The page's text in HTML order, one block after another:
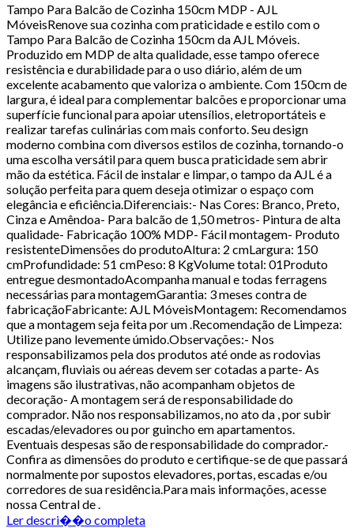
Tampo Para Balcão de Cozinha 150cm MDP - AJL
MóveisRenove sua cozinha com praticidade e estilo com o
Tampo Para Balcão de Cozinha 150cm da AJL Móveis.
Produzido em MDP de alta qualidade, esse tampo oferece
resistência e durabilidade para o uso diário, além de um
excelente acabamento que valoriza o ambiente. Com 150cm de
largura, é ideal para complementar balcões e proporcionar uma
superfície funcional para apoiar utensílios, eletroportáteis e
realizar tarefas culinárias com mais conforto. Seu design
moderno combina com diversos estilos de cozinha, tornando-o
uma escolha versátil para quem busca praticidade sem abrir
mão da estética. Fácil de instalar e limpar, o tampo da AJL é a
solução perfeita para quem deseja otimizar o espaço com
elegância e eficiência.Diferenciais:- Nas Cores: Branco, Preto,
Cinza e Amêndoa- Para balcão de 1,50 metros- Pintura de alta
qualidade- Fabricação 100% MDP- Fácil montagem- Produto
resistenteDimensões do produtoAltura: 2 cmLargura: 150
cmProfundidade: 51 cmPeso: 8 KgVolume total: 01Produto
entregue desmontadoAcompanha manual e todas ferragens
necessárias para montagemGarantia: 3 meses contra de
fabricaçãoFabricante: AJL MóveisMontagem: Recomendamos
que a montagem seja feita por um .Recomendação de Limpeza:
Utilize pano levemente úmido.Observações:- Nos
responsabilizamos pela dos produtos até onde as rodovias
alcançam, fluviais ou aéreas devem ser cotadas a parte- As
imagens são ilustrativas, não acompanham objetos de
decoração- A montagem será de responsabilidade do
comprador. Não nos responsabilizamos, no ato da , por subir
escadas/elevadores ou por guincho em apartamentos.
Eventuais despesas são de responsabilidade do comprador.-
Confira as dimensões do produto e certifique-se de que passará
normalmente por supostos elevadores, portas, escadas e/ou
corredores de sua residência.Para mais informações, acesse
nossa Central de .
Ler descri��o completa